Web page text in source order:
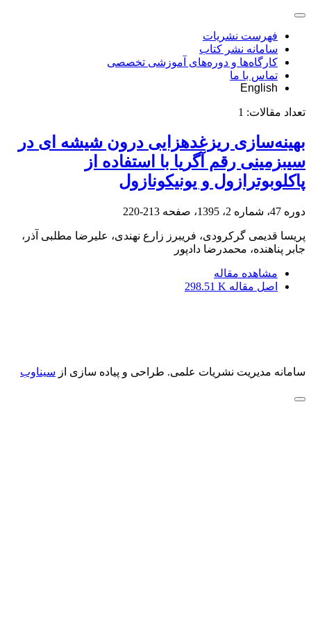
فهرست نشریات
سامانه نشر کتاب
کارگاه‌ها و دوره‌های آموزشی تخصصی
تماس با ما
English
تعداد مقالات: 1
بهینه‌سازی ریزغدهزایی درون شیشه ای در
سیبزمینی رقم آگریا با استفاده از
پاکلوبوترازول و یونیکونازول
دوره 47، شماره 2، 1395، صفحه 213-220
پریسا قدیمی گرکرودی، فریبرز زارع نهندی، علیرضا مطلبی آذر،
جابر پناهنده، محمدرضا دادپور
مشاهده مقاله
اصل مقاله 298.51 K
سامانه مدیریت نشریات علمی. طراحی و پیاده سازی از سیناوب